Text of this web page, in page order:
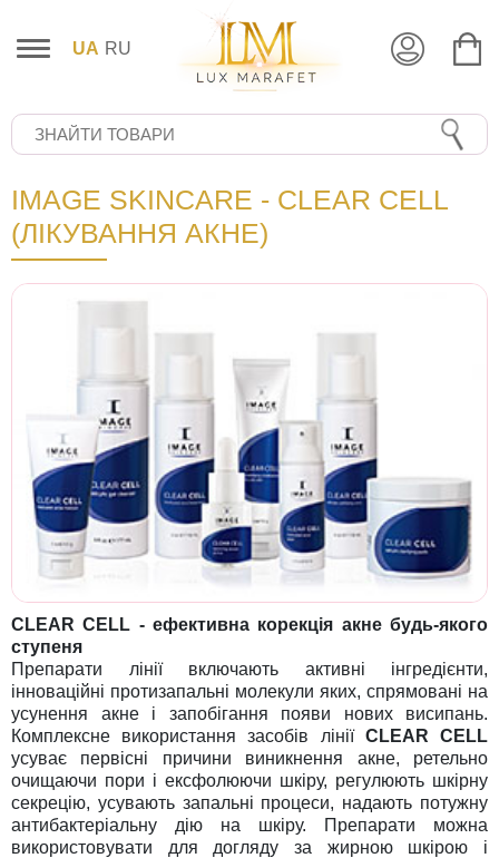
UA RU
IMAGE SKINCARE - CLEAR CELL
(ЛІКУВАННЯ АКНЕ)
CLEAR CELL - ефективна корекція акне будь-якого
ступеня
Препарати лінії включають активні інгредієнти,
інноваційні протизапальні молекули яких, спрямовані на
усунення акне і запобігання появи нових висипань.
Комплексне використання засобів лінії CLEAR CELL
усуває первісні причини виникнення акне, ретельно
очищаючи пори і ексфолюючи шкіру, регулюють шкірну
секрецію, усувають запальні процеси, надають потужну
антибактеріальну дію на шкіру. Препарати можна
використовувати для догляду за жирною шкірою і